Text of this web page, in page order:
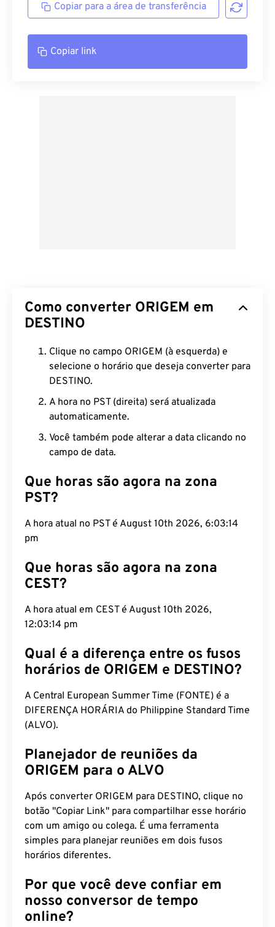
Copiar para a área de transferência
Copiar link
Como converter ORIGEM em
DESTINO
Clique no campo ORIGEM (à esquerda) e
selecione o horário que deseja converter para
DESTINO.
A hora no PST (direita) será atualizada
automaticamente.
Você também pode alterar a data clicando no
campo de data.
Que horas são agora na zona
PST?
A hora atual no PST é August 10th 2026, 6:03:15
pm
Que horas são agora na zona
CEST?
A hora atual em CEST é August 10th 2026,
12:03:15 pm
Qual é a diferença entre os fusos
horários de ORIGEM e DESTINO?
A Central European Summer Time (FONTE) é a
DIFERENÇA HORÁRIA do Philippine Standard Time
(ALVO).
Planejador de reuniões da
ORIGEM para o ALVO
Após converter ORIGEM para DESTINO, clique no
botão "Copiar Link" para compartilhar esse horário
com um amigo ou colega. É uma ferramenta
simples para planejar reuniões em dois fusos
horários diferentes.
Por que você deve confiar em
nosso conversor de tempo
online?